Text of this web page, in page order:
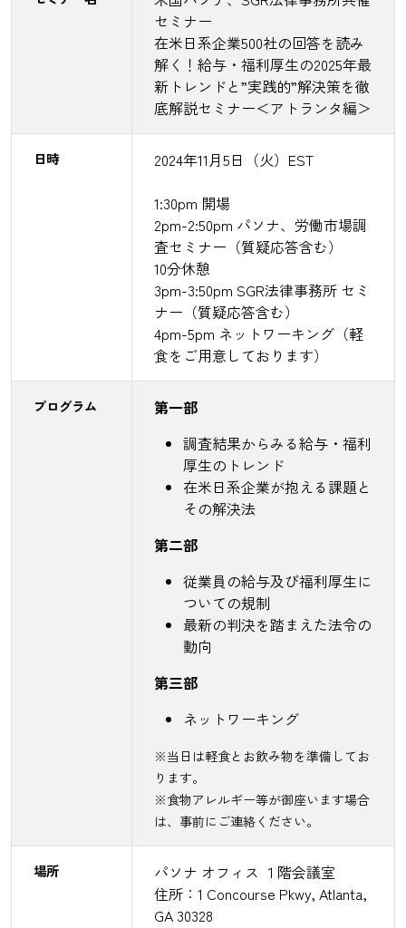
セミナー
在米日系企業500社の回答を読み
解く！給与・福利厚生の2025年最
新トレンドと”実践的”解決策を徹
底解説セミナー＜アトランタ編＞
日時
2024年11月5日（火）EST
1:30pm 開場
2pm-2:50pm パソナ、労働市場調
査セミナー（質疑応答含む）
10分休憩
3pm-3:50pm SGR法律事務所 セミ
ナー（質疑応答含む）
4pm-5pm ネットワーキング（軽
食をご用意しております）
プログラム
第一部
調査結果からみる給与・福利
厚生のトレンド
在米日系企業が抱える課題と
その解決法
第二部
従業員の給与及び福利厚生に
ついての規制
最新の判決を踏まえた法令の
動向
第三部
ネットワーキング
※当日は軽食とお飲み物を準備してお
ります。
※食物アレルギー等が御座います場合
は、事前にご連絡ください。
場所
パソナ オフィス １階会議室
住所：1 Concourse Pkwy, Atlanta,
GA 30328